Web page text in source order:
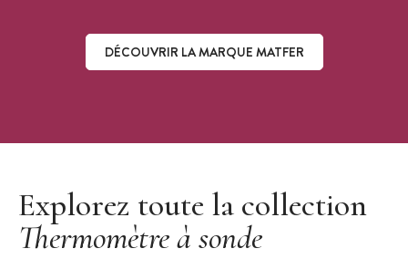
DÉCOUVRIR LA MARQUE MATFER
Explorez toute la collection
Thermomètre à sonde